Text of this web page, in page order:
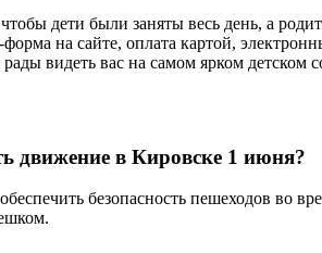
дети были заняты весь день, а
на сайте, оплата картой,
видеть вас на самом ярком детском
движение в Кировске 1 июня?
безопасность пешеходов во